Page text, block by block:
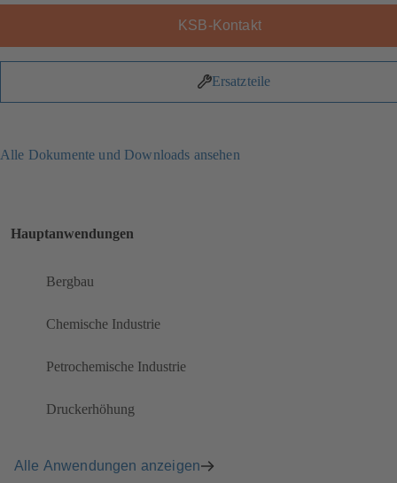
KSB-Kontakt
Ersatzteile
Alle Dokumente und Downloads ansehen
Hauptanwendungen
Bergbau
Chemische Industrie
Petrochemische Industrie
Druckerhöhung
Alle Anwendungen anzeigen